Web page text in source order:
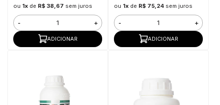
ou 1xde R$ 38,67 sem juros
- +
ADICIONAR
ou 1xde R$ 75,24 sem juros
- +
ADICIONAR